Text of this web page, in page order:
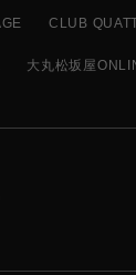
CLUB
大丸松坂屋